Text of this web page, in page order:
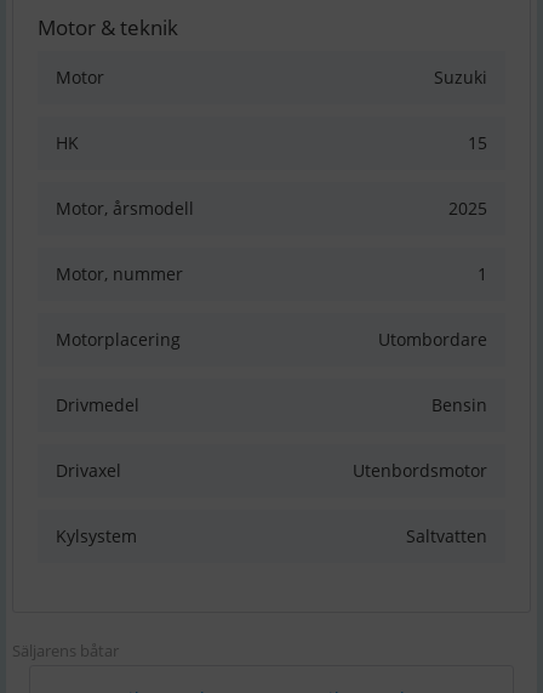
Motor & teknik
Motor Suzuki
HK 15
Motor, årsmodell 2025
Motor, nummer 1
Motorplacering Utombordare
Drivmedel Bensin
Drivaxel Utenbordsmotor
Kylsystem Saltvatten
Säljarens båtar